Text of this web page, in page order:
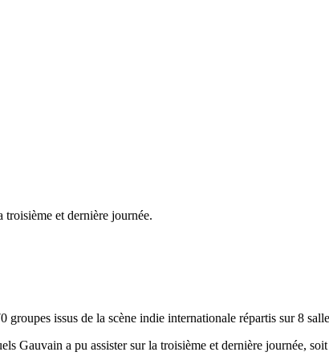
et dernière journée.
issus de la scène indie internationale répartis sur 8
Gauvain a pu assister sur la troisième et dernière journée,